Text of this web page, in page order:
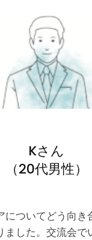
Kさん
（20代男性）
についてどう向き
ました。交流会で